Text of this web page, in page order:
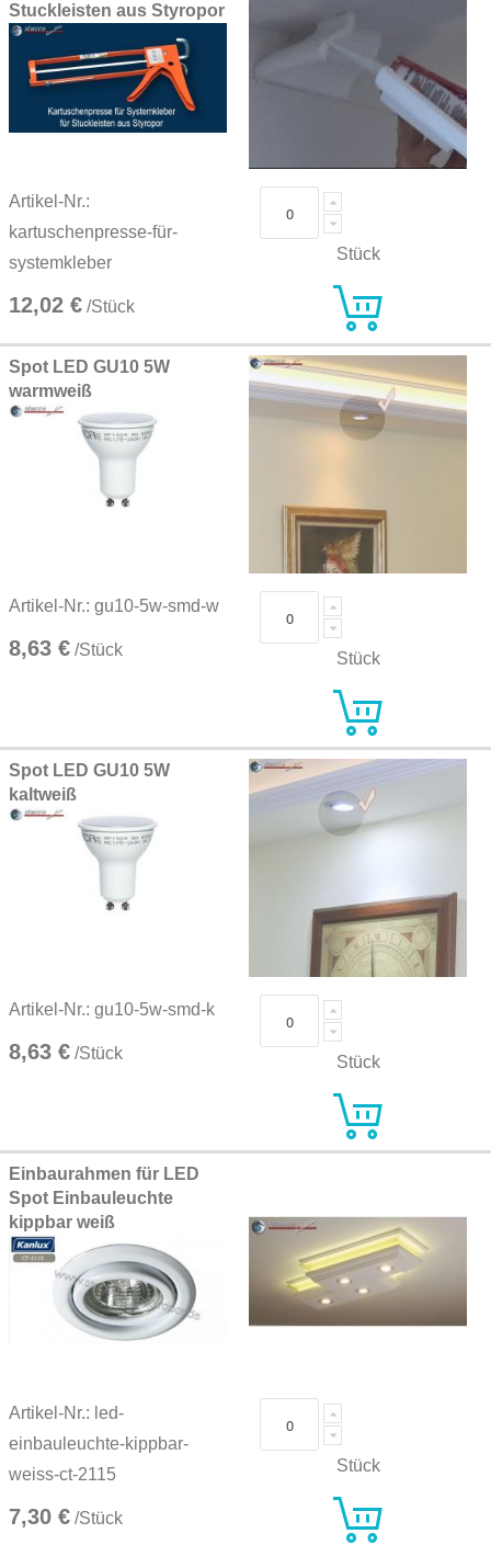
Stuckleisten aus Styropor
Artikel-Nr.:
kartuschenpresse-für-
systemkleber
12,02 € /Stück
Stück
Spot LED GU10 5W
warmweiß
Artikel-Nr.: gu10-5w-smd-w
8,63 € /Stück Stück
Spot LED GU10 5W
kaltweiß
Artikel-Nr.: gu10-5w-smd-k
8,63 € /Stück Stück
Einbaurahmen für LED
Spot Einbauleuchte
kippbar weiß
Artikel-Nr.: led-
einbauleuchte-kippbar-
weiss-ct-2115
7,30 € /Stück
Stück